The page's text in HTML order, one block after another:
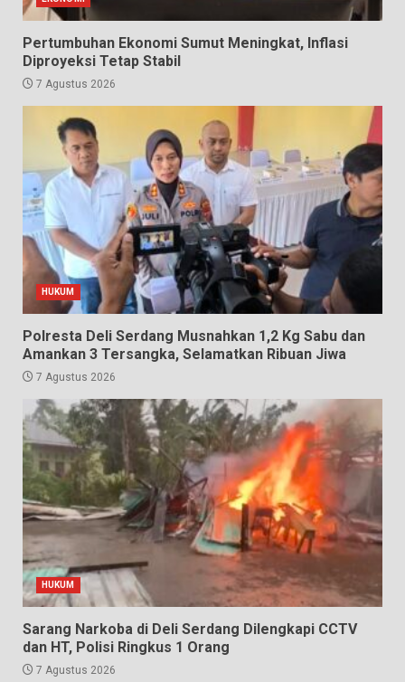
Pertumbuhan Ekonomi Sumut Meningkat, Inflasi
Diproyeksi Tetap Stabil
7 Agustus 2026
HUKUM
Polresta Deli Serdang Musnahkan 1,2 Kg Sabu dan
Amankan 3 Tersangka, Selamatkan Ribuan Jiwa
7 Agustus 2026
HUKUM
Sarang Narkoba di Deli Serdang Dilengkapi CCTV
dan HT, Polisi Ringkus 1 Orang
7 Agustus 2026